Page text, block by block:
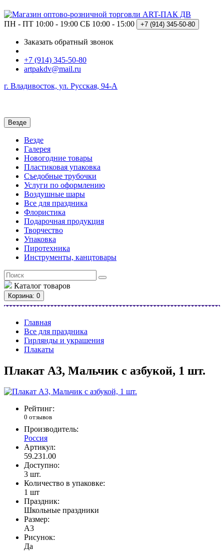
ПН - ПТ 10:00 - 19:00 СБ 10:00 - 15:00 +7 (914) 345-50-80
Заказать обратный звонок
+7 (914) 345-50-80
artpakdv@mail.ru
г. Владивосток, ул. Русская, 94-А
Везде
Везде
Галерея
Новогодние товары
Пластиковая упаковка
Съедобные трубочки
Услуги по оформлению
Воздушные шары
Все для праздника
Флористика
Подарочная продукция
Творчество
Упаковка
Пиротехника
Инструменты, канцтовары
Каталог товаров
Корзина: 0
Главная
Все для праздника
Гирлянды и украшения
Плакаты
Плакат А3, Мальчик с азбукой, 1 шт.
Рейтинг:
0 отзывов
Производитель:
Россия
Артикул:
59.231.00
Доступно:
3 шт.
Количество в упаковке:
1 шт
Праздник:
Школьные праздники
Размер:
А3
Рисунок:
Да